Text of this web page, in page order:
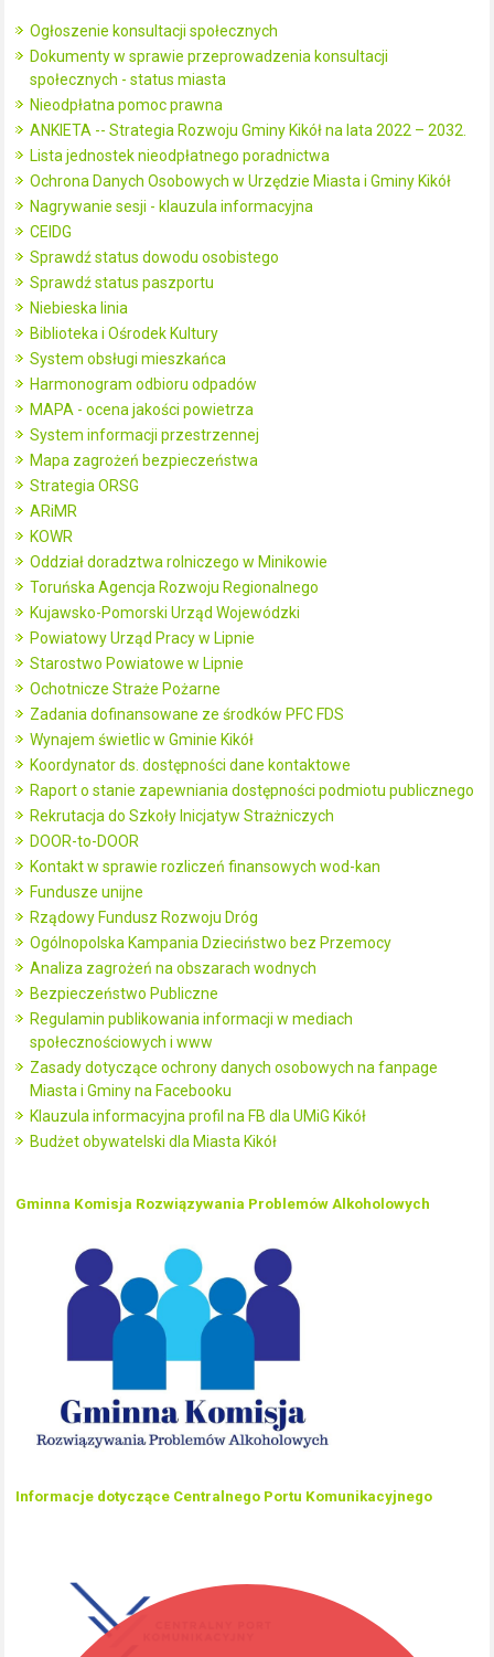
Ogłoszenie konsultacji społecznych
Dokumenty w sprawie przeprowadzenia konsultacji
społecznych - status miasta
Nieodpłatna pomoc prawna
ANKIETA -- Strategia Rozwoju Gminy Kikół na lata 2022 – 2032.
Lista jednostek nieodpłatnego poradnictwa
Ochrona Danych Osobowych w Urzędzie Miasta i Gminy Kikół
Nagrywanie sesji - klauzula informacyjna
CEIDG
Sprawdź status dowodu osobistego
Sprawdź status paszportu
Niebieska linia
Biblioteka i Ośrodek Kultury
System obsługi mieszkańca
Harmonogram odbioru odpadów
MAPA - ocena jakości powietrza
System informacji przestrzennej
Mapa zagrożeń bezpieczeństwa
Strategia ORSG
ARiMR
KOWR
Oddział doradztwa rolniczego w Minikowie
Toruńska Agencja Rozwoju Regionalnego
Kujawsko-Pomorski Urząd Wojewódzki
Powiatowy Urząd Pracy w Lipnie
Starostwo Powiatowe w Lipnie
Ochotnicze Straże Pożarne
Zadania dofinansowane ze środków PFC FDS
Wynajem świetlic w Gminie Kikół
Koordynator ds. dostępności dane kontaktowe
Raport o stanie zapewniania dostępności podmiotu publicznego
Rekrutacja do Szkoły Inicjatyw Strażniczych
DOOR-to-DOOR
Kontakt w sprawie rozliczeń finansowych wod-kan
Fundusze unijne
Rządowy Fundusz Rozwoju Dróg
Ogólnopolska Kampania Dzieciństwo bez Przemocy
Analiza zagrożeń na obszarach wodnych
Bezpieczeństwo Publiczne
Regulamin publikowania informacji w mediach
społecznościowych i www
Zasady dotyczące ochrony danych osobowych na fanpage
Miasta i Gminy na Facebooku
Klauzula informacyjna profil na FB dla UMiG Kikół
Budżet obywatelski dla Miasta Kikół
Gminna Komisja Rozwiązywania Problemów Alkoholowych
Informacje dotyczące Centralnego Portu Komunikacyjnego